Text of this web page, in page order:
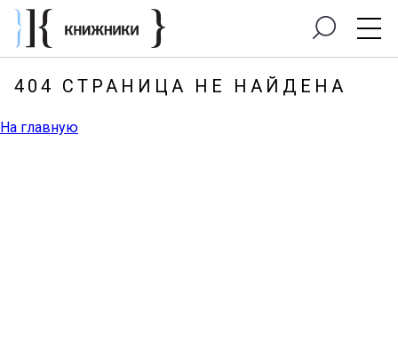
404 СТРАНИЦА НЕ НАЙДЕНА
На главную